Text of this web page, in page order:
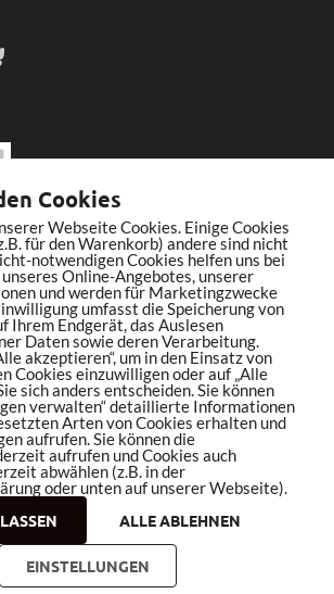
bleistiftrocker.de
Cookies
Webseite Cookies. Einige Cookies
für den Warenkorb) andere sind nicht
notwendigen Cookies helfen uns bei
Online-Angebotes, unserer
und werden für Marketingzwecke
umfasst die Speicherung von
Ihrem Endgerät, das Auslesen
Daten sowie deren Verarbeitung.
akzeptieren“, um in den Einsatz von
Cookies einzuwilligen oder auf „Alle
sich anders entscheiden. Sie können
verwalten“ detaillierte Informationen
Arten von Cookies erhalten und
aufrufen. Sie können die
aufrufen und Cookies auch
abwählen (z.B. in der
oder unten auf unserer Webseite).
ALLE ABLEHNEN
EINSTELLUNGEN